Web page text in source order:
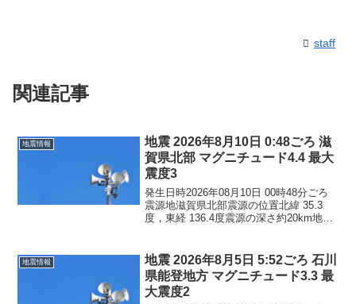
staff
関連記事
地震情報
地震 2026年8月10日 0:48ごろ 滋
賀県北部 マグニチュード4.4 最大
震度3
発生日時2026年08月10日 00時48分ごろ
震源地滋賀県北部震源の位置北緯 35.3
度，東経 136.4度震源の深さ約20km地震
せん。震度3岐阜県大垣市養老...
地震情報
地震 2026年8月5日 5:52ごろ 石川
県能登地方 マグニチュード3.3 最
大震度2